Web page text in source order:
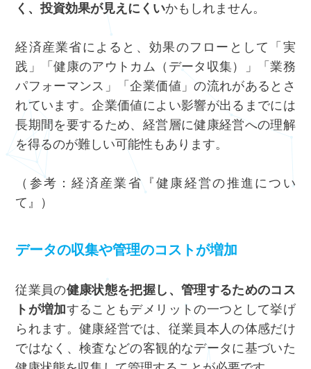
く、投資効果が見えにくいかもしれません。
経済産業省によると、効果のフローとして「実
践」「健康のアウトカム（データ収集）」「業務
パフォーマンス」「企業価値」の流れがあるとさ
れています。企業価値によい影響が出るまでには
長期間を要するため、経営層に健康経営への理解
を得るのが難しい可能性もあります。
（参考：経済産業省『健康経営の推進につい
て 』）
データの収集や管理のコストが増加
従業員の健康状態を把握し、管理するためのコス
トが増加することもデメリットの一つとして挙げ
られます。健康経営では、従業員本人の体感だけ
ではなく、検査などの客観的なデータに基づいた